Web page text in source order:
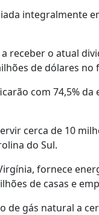
integralmente
receber o atual
de dólares no
com 74,5%
cerca de 10
do Sul.
fornece
de casas e
gás natural a